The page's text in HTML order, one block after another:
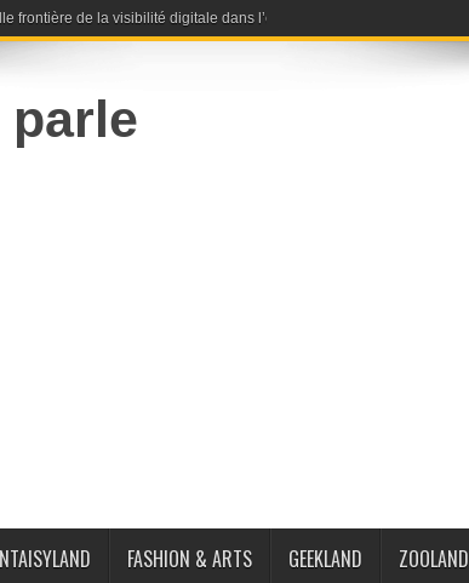
frontière de la visibilité digitale dans l’ère de l’intelligence artificielle
FASHION & ARTS GEEKLAND ZOOLAND